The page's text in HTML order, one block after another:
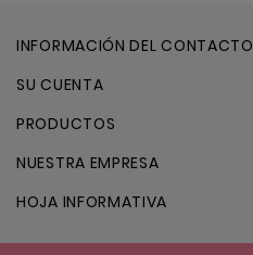
INFORMACIÓN DEL CONTACTO
SU CUENTA
PRODUCTOS
NUESTRA EMPRESA
HOJA INFORMATIVA